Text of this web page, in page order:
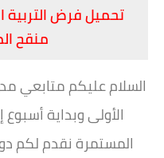
تحميل فرض التربية
منقح
السلام عليكم متابعي
الأولى وبداية أسبوع
المستمرة نقدم لكم